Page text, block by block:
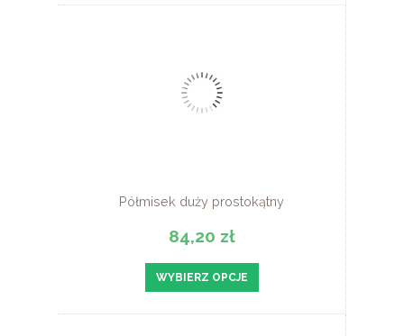
Półmisek duży prostokątny
84,20 zł
WYBIERZ OPCJE